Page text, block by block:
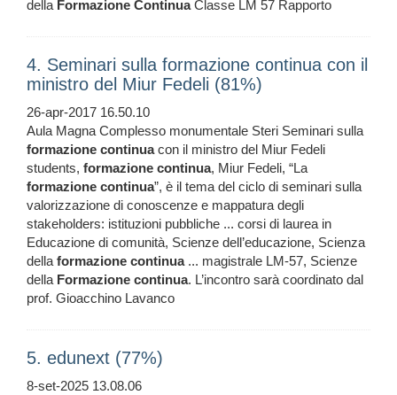
della Formazione ContinuaClasse LM 57 Rapporto
4. Seminari sulla formazione continua con il
ministro del Miur Fedeli (81%)
26-apr-2017 16.50.10
Aula Magna Complesso monumentale Steri Seminari sulla
formazione continuacon il ministro del Miur Fedeli
students, formazione continua, Miur Fedeli, “La
formazione continua”, è il tema del ciclo di seminari sulla
valorizzazione di conoscenze e mappatura degli
stakeholders: istituzioni pubbliche ... corsi di laurea in
Educazione di comunità, Scienze dell’educazione, Scienza
dellaformazione continua... magistrale LM-57, Scienze
della Formazione continua. L’incontro sarà coordinato dal
prof. Gioacchino Lavanco
5. edunext (77%)
8-set-2025 13.08.06